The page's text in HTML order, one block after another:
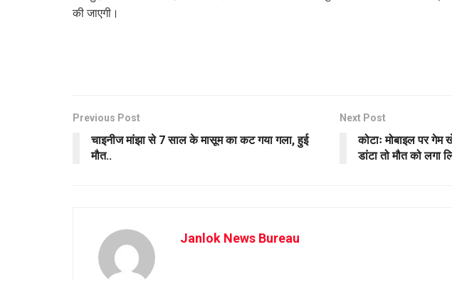
की जाएगी।
Previous Post
चाइनीज मांझा से 7 साल के मासूम का कट गया गला, हुई
मौत..
Next Post
कोटाः मोबाइल पर गेम
डांटा तो मौत को लगा
Janlok News Bureau